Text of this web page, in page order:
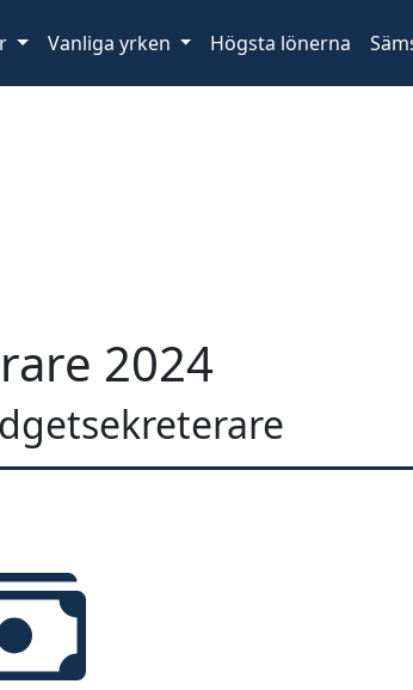
Vanliga yrken Högsta lönerna
2024